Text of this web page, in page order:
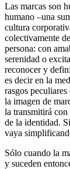
Las marcas son
humano –una
cultura
colectivamente
persona: con
serenidad o
reconocer y
es decir en la
rasgos
la imagen de
la transmitirá con
de la identidad.
vaya
Sólo cuando la
y suceden